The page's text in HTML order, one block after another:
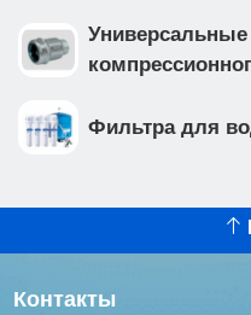
Фильтра для
Контакты